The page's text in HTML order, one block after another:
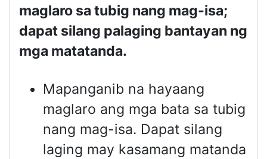
maglaro sa tubig nang mag-isa;
dapat silang palaging bantayan ng
mga matatanda.
Mapanganib na hayaang
maglaro ang mga bata sa tubig
nang mag-isa. Dapat silang
laging may kasamang matanda